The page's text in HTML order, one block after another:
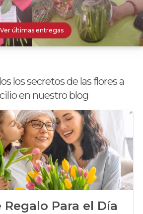
Ver últimas entregas
los secretos de las flores a
en nuestro blog
Regalo Para el Día
de productos
Peluches
Suculentas y Cactus
y Ofertas
Ramos de Flores
Ramos de Novia
Ramos de Rosas
a Domicilio
para Hombres